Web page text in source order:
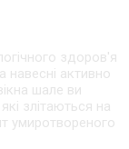
здоров'я
навесні активно
шале ви
злітаються на
умиротвореного